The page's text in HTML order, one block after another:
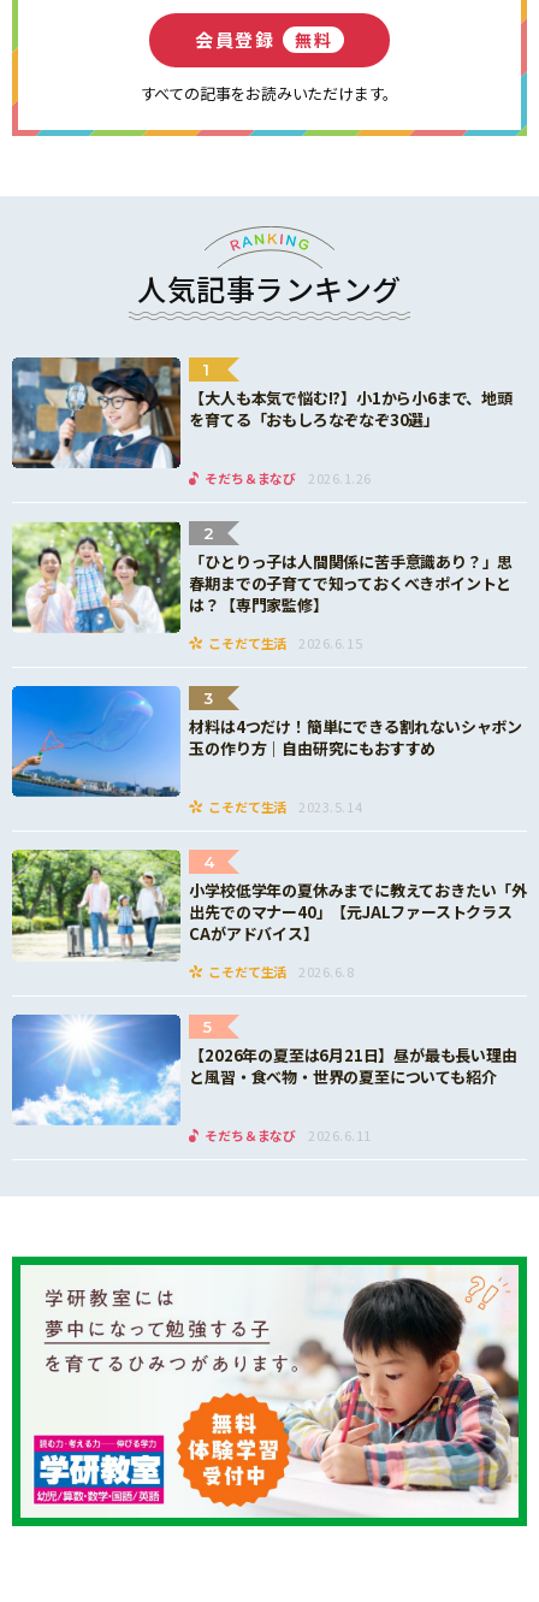
会員登録 無料
すべての記事をお読みいただけます。
人気記事ランキング
1
【大人も本気で悩む!?】小1から小6まで、地頭
を育てる「おもしろなぞなぞ30選」
そだち＆まなび 2026.1.26
2
「ひとりっ子は人間関係に苦手意識あり？」思
春期までの子育てで知っておくべきポイントと
は？【専門家監修】
こそだて生活 2026.6.15
3
材料は4つだけ！簡単にできる割れないシャボン
玉の作り方｜自由研究にもおすすめ
こそだて生活 2023.5.14
4
小学校低学年の夏休みまでに教えておきたい「外
出先でのマナー40」【元JALファーストクラス
CAがアドバイス】
こそだて生活 2026.6.8
5
【2026年の夏至は6月21日】昼が最も長い理由
と風習・食べ物・世界の夏至についても紹介
そだち＆まなび 2026.6.11